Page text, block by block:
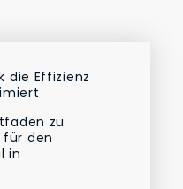
die Effizienz
zu
den
in